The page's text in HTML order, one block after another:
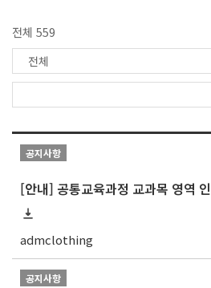
전체 559
공지사항
[안내] 공통교육과정 교과목 영역
admclothing
공지사항